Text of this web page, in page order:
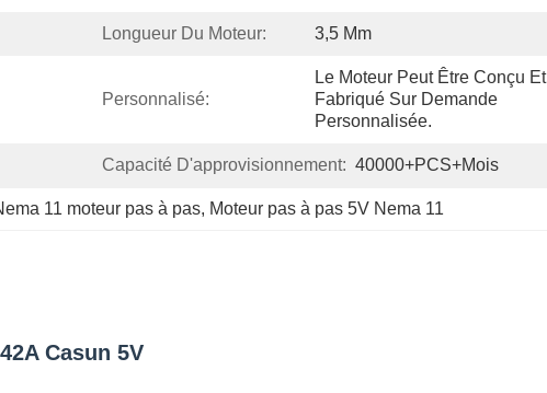
Longueur Du Moteur: 3,5 Mm
Personnalisé:
Le Moteur Peut Être Conçu Et
Fabriqué Sur Demande
Personnalisée.
Capacité D'approvisionnement: 40000+PCS+mois
11 moteur pas à pas, Moteur pas à pas 5V Nema 11
Casun 5V